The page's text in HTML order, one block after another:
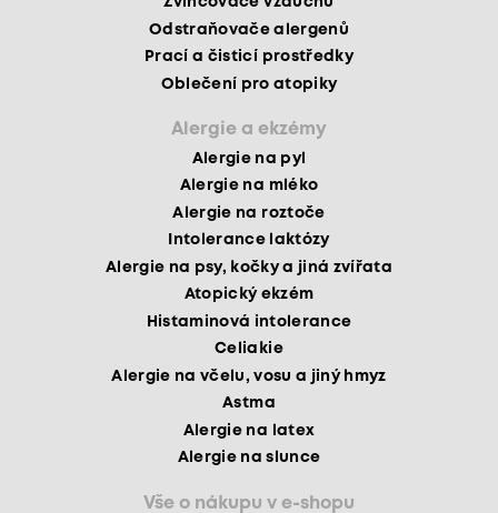
Odstraňovače alergenů
Prací a čisticí prostředky
Oblečení pro atopiky
Alergie a ekzémy
Alergie na pyl
Alergie na mléko
Alergie na roztoče
Intolerance laktózy
Alergie na psy, kočky a jiná zvířata
Atopický ekzém
Histaminová intolerance
Celiakie
Alergie na včelu, vosu a jiný hmyz
Astma
Alergie na latex
Alergie na slunce
Vše o nákupu v e-shopu